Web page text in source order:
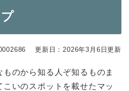
更新日：2026年3月6日更新
のから知る人ぞ知るものま
いのスポットを載せたマッ